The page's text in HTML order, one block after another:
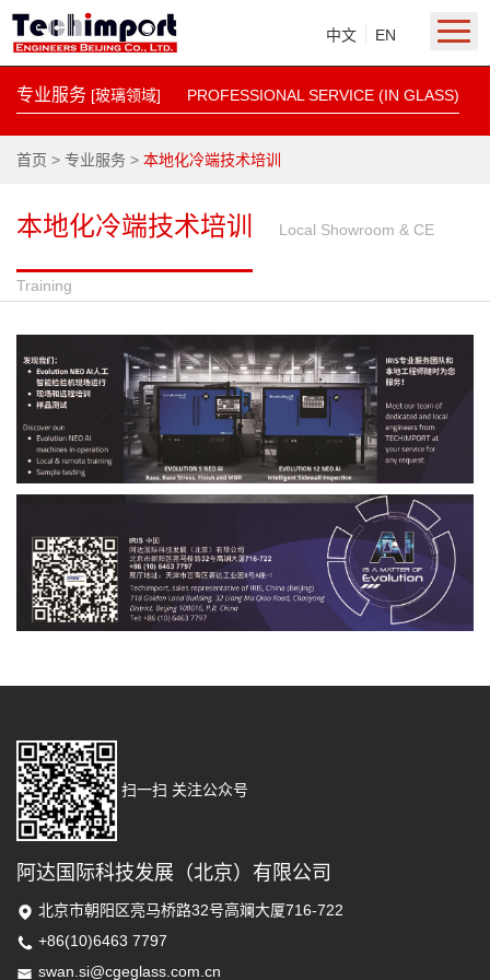
中文 EN
专业服务 [玻璃领域] PROFESSIONAL SERVICE (IN GLASS)
首页 > 专业服务 > 本地化冷端技术培训
本地化冷端技术培训 Local Showroom & CE
Training
扫一扫 关注公众号
阿达国际科技发展（北京）有限公司
北京市朝阳区亮马桥路32号高斓大厦716-722
+86(10)6463 7797
swan.si@cgeglass.com.cn